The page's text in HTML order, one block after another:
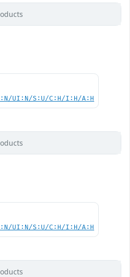
UI:N/S:U/C:H/I:H/A:H
UI:N/S:U/C:H/I:H/A:H